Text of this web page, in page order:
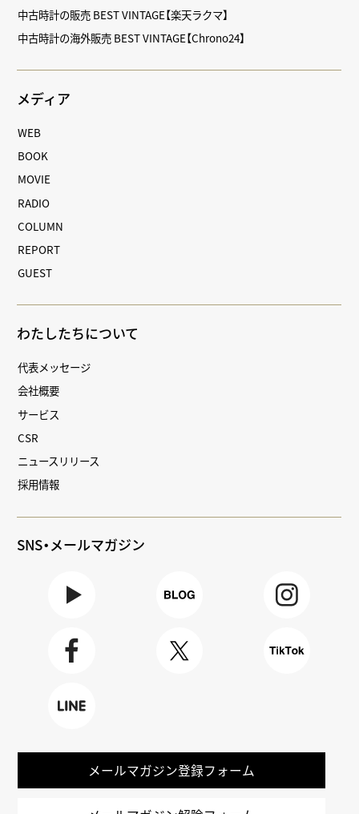
中古時計の販売 BEST VINTAGE【楽天ラクマ】
中古時計の海外販売 BEST VINTAGE【Chrono24】
メディア
WEB
BOOK
MOVIE
RADIO
COLUMN
REPORT
GUEST
わたしたちについて
代表メッセージ
会社概要
サービス
CSR
ニュースリリース
採用情報
SNS・メールマガジン
メールマガジン登録フォーム